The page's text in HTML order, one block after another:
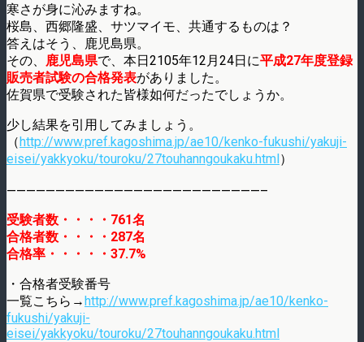
寒さが身に沁みますね。
桜島、西郷隆盛、サツマイモ、共通するものは？
答えはそう、鹿児島県。
その、 鹿児島県で、本日2105年12月24日に平成27年度登録
販売者試験の合格発表がありました。
佐賀県で受験された皆様如何だったでしょうか。
少し結果を引用してみましょう。
（http://www.pref.kagoshima.jp/ae10/kenko-fukushi/yakuji-
eisei/yakkyoku/touroku/27touhanngoukaku.html）
——————————————————————————–
受験者数・・・・761名
合格者数・・・・287名
合格率・・・・・37.7%
・合格者受験番号
一覧こちら→http://www.pref.kagoshima.jp/ae10/kenko-
fukushi/yakuji-
eisei/yakkyoku/touroku/27touhanngoukaku.html